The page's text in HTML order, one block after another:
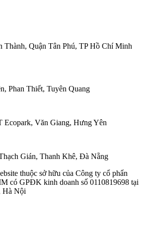
Thành, Quận Tân Phú, TP Hồ Chí Minh
Phan Thiết, Tuyên Quang
Văn Giang, Hưng Yên
Gián, Thanh Khê, Đà Nẵng
thuộc sở hữu của Công ty cổ phẩn
có GPĐK kinh doanh số 0110819698 tại
Hà Nội